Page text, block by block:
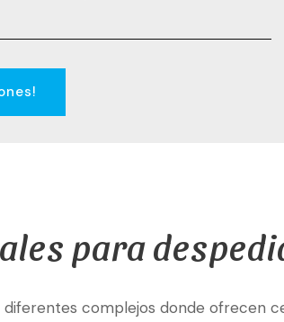
para
diferentes complejos donde ofrecen